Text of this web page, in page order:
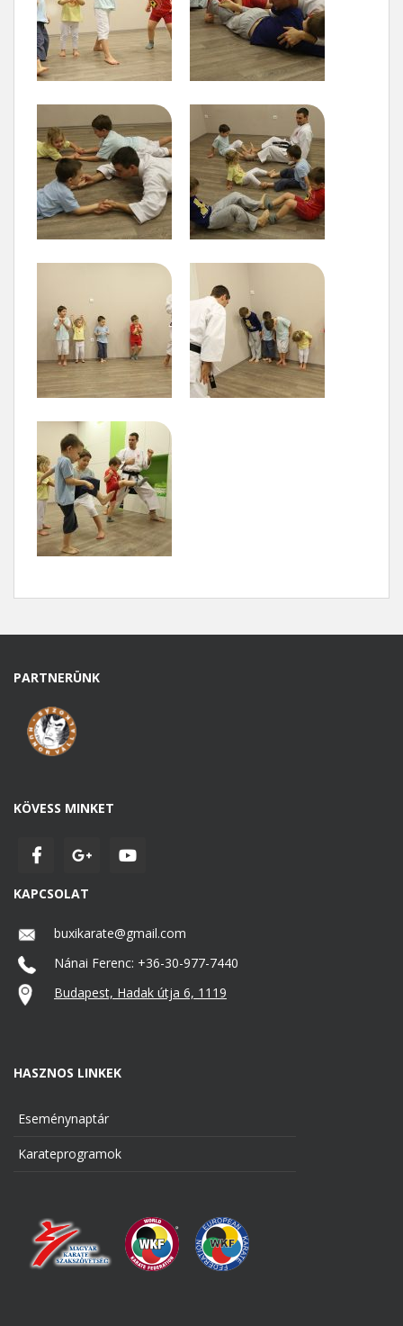
PARTNERÜNK
KÖVESS MINKET
KAPCSOLAT
buxikarate@gmail.com
Nánai Ferenc: +36-30-977-7440
Budapest, Hadak útja 6, 1119
HASZNOS LINKEK
Eseménynaptár
Karateprogramok